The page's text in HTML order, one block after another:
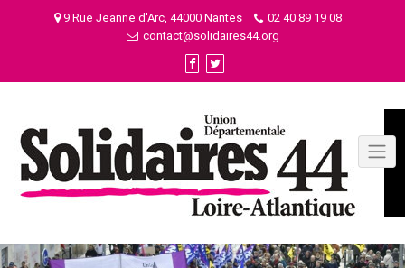
9 Rue Jeanne d'Arc, 44000 Nantes
02 40 89 19 08
contact@solidaires44.org